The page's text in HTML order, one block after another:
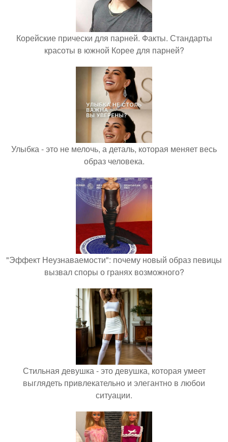
Корейские прически для парней. Факты. Стандарты
красоты в южной Корее для парней?
Улыбка - это не мелочь, а деталь, которая меняет весь
образ человека.
"Эффект Неузнаваемости": почему новый образ певицы
вызвал споры о гранях возможного?
Стильная девушка - это девушка, которая умеет
выглядеть привлекательно и элегантно в любои
ситуации.